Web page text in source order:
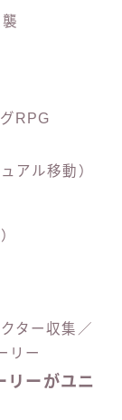
RPG
アル移動）
ター収集／
リー
リーがユニ